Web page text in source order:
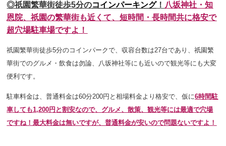
◎祇園繁華街徒歩5分のコインパーキング！ 八坂神社・知
恩院、祇園の繁華街も近くて、短時間・長時間共に格安で
超穴場駐車場ですよ！
祇園繁華街徒歩5分のコインパークで、収容台数は27台であり 、祇園繁
華街でのグルメ・飲食は勿論、八坂神社等にも近いので観光等にも大変
便利です。
駐車料金は、普通料金は60分200円と相場料金より格安で、仮に6時間駐
車しても1,200円と割安なので、グルメ、散策、観光等には最適で穴場
ですね！最大料金は無いですが、普通料金が安いので問題ないですよ！